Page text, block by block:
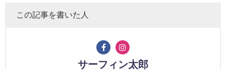
この記事を書いた人
サーフィン太郎